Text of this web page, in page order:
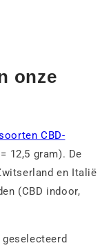
onze
CBD-
12,5 gram). De
en Italië
(CBD indoor,